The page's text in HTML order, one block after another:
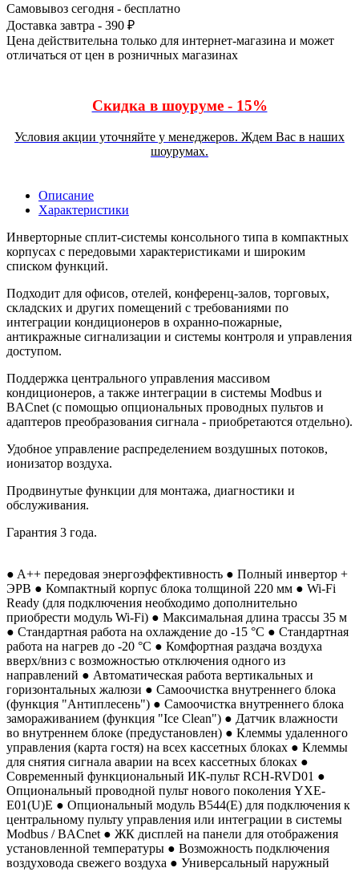
Самовывоз сегодня - бесплатно
Доставка завтра - 390 ₽
Цена действительна только для интернет-магазина и может
отличаться от цен в розничных магазинах
Скидка в шоуруме - 15%
Условия акции уточняйте у менеджеров. Ждем Вас в наших
шоурумах.
Описание
Характеристики
Инверторные сплит-системы консольного типа в компактных
корпусах с передовыми характеристиками и широким
списком функций.
Подходит для офисов, отелей, конференц-залов, торговых,
складских и других помещений с требованиями по
интеграции кондиционеров в охранно-пожарные,
антикражные сигнализации и системы контроля и управления
доступом.
Поддержка центрального управления массивом
кондиционеров, а также интеграции в системы Modbus и
BACnet (с помощью опциональных проводных пультов и
адаптеров преобразования сигнала - приобретаются отдельно).
Удобное управление распределением воздушных потоков,
ионизатор воздуха.
Продвинутые функции для монтажа, диагностики и
обслуживания.
Гарантия 3 года.
● A++ передовая энергоэффективность ● Полный инвертор +
ЭРВ ● Компактный корпус блока толщиной 220 мм ● Wi-Fi
Ready (для подключения необходимо дополнительно
приобрести модуль Wi-Fi) ● Максимальная длина трассы 35 м
● Стандартная работа на охлаждение до -15 °С ● Стандартная
работа на нагрев до -20 °С ● Комфортная раздача воздуха
вверх/вниз с возможностью отключения одного из
направлений ● Автоматическая работа вертикальных и
горизонтальных жалюзи ● Самоочистка внутреннего блока
(функция "Антиплесень") ● Самоочистка внутреннего блока
замораживанием (функция "Ice Clean") ● Датчик влажности
во внутреннем блоке (предустановлен) ● Клеммы удаленного
управления (карта гостя) на всех кассетных блоках ● Клеммы
для снятия сигнала аварии на всех кассетных блоках ●
Современный функциональный ИК-пульт RCH-RVD01 ●
Опциональный проводной пульт нового поколения YXE-
E01(U)E ● Опциональный модуль B544(E) для подключения к
центральному пульту управления или интеграции в системы
Modbus / BACnet ● ЖК дисплей на панели для отображения
установленной температуры ● Возможность подключения
воздуховода свежего воздуха ● Универсальный наружный